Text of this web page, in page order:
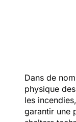
Dans de
physique
les
garantir une